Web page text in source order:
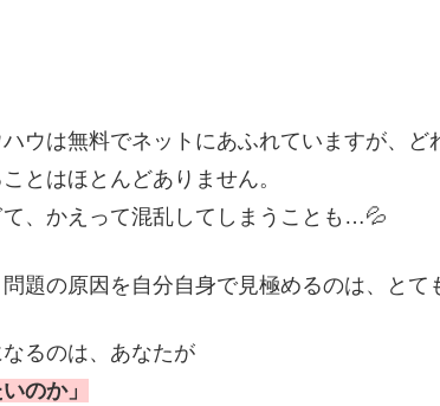
ウは無料でネットにあふれていますが、ど
とはほとんどありません。
、かえって混乱してしまうことも…💦
題の原因を自分自身で見極めるのは、とて
るのは、あなたが
のか」